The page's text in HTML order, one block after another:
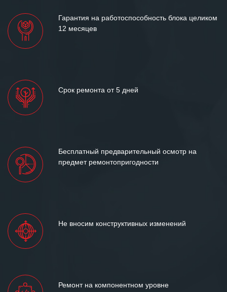
Гарантия на работоспособность блока целиком
12 месяцев
Срок ремонта от 5 дней
Бесплатный предварительный осмотр на
предмет ремонтопригодности
Не вносим конструктивных изменений
Ремонт на компонентном уровне